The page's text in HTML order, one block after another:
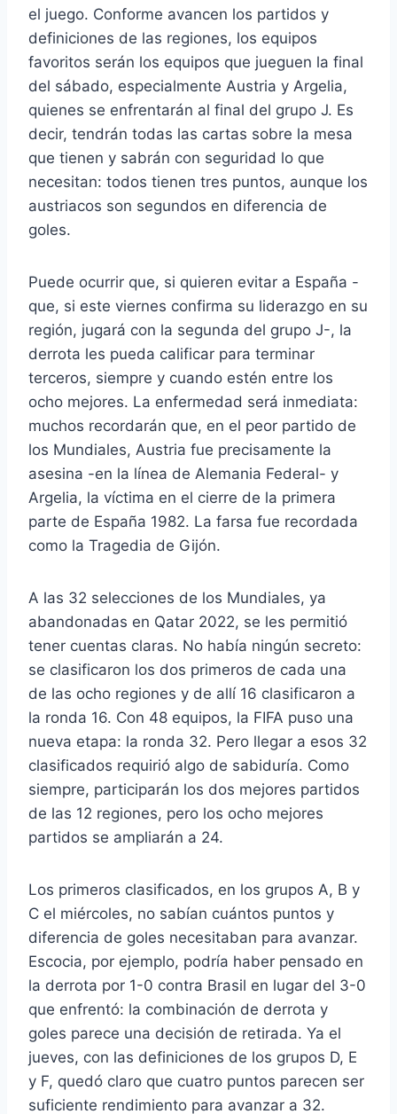
el juego. Conforme avancen los partidos y
definiciones de las regiones, los equipos
favoritos serán los equipos que jueguen la final
del sábado, especialmente Austria y Argelia,
quienes se enfrentarán al final del grupo J. Es
decir, tendrán todas las cartas sobre la mesa
que tienen y sabrán con seguridad lo que
necesitan: todos tienen tres puntos, aunque los
austriacos son segundos en diferencia de
goles.
Puede ocurrir que, si quieren evitar a España -
que, si este viernes confirma su liderazgo en su
región, jugará con la segunda del grupo J-, la
derrota les pueda calificar para terminar
terceros, siempre y cuando estén entre los
ocho mejores. La enfermedad será inmediata:
muchos recordarán que, en el peor partido de
los Mundiales, Austria fue precisamente la
asesina -en la línea de Alemania Federal- y
Argelia, la víctima en el cierre de la primera
parte de España 1982. La farsa fue recordada
como la Tragedia de Gijón.
A las 32 selecciones de los Mundiales, ya
abandonadas en Qatar 2022, se les permitió
tener cuentas claras. No había ningún secreto:
se clasificaron los dos primeros de cada una
de las ocho regiones y de allí 16 clasificaron a
la ronda 16. Con 48 equipos, la FIFA puso una
nueva etapa: la ronda 32. Pero llegar a esos 32
clasificados requirió algo de sabiduría. Como
siempre, participarán los dos mejores partidos
de las 12 regiones, pero los ocho mejores
partidos se ampliarán a 24.
Los primeros clasificados, en los grupos A, B y
C el miércoles, no sabían cuántos puntos y
diferencia de goles necesitaban para avanzar.
Escocia, por ejemplo, podría haber pensado en
la derrota por 1-0 contra Brasil en lugar del 3-0
que enfrentó: la combinación de derrota y
goles parece una decisión de retirada. Ya el
jueves, con las definiciones de los grupos D, E
y F, quedó claro que cuatro puntos parecen ser
suficiente rendimiento para avanzar a 32.